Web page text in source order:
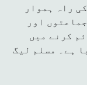
راہ ہموار
اور
کرنے میں
ہے۔ مسلم لیگ